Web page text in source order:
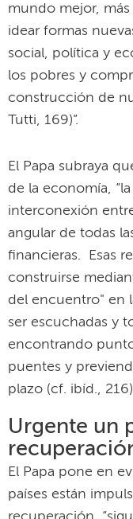
mundo mejor,
idear formas
social, política y
los pobres y
construcción de
Tutti, 169)”.
El Papa subraya
de la economía,
interconexión
angular de todas
financieras. Esas
construirse
del encuentro" en
ser escuchadas y
encontrando
puentes y
plazo (cf. ibíd.,
Urgente un
El Papa pone en
países están